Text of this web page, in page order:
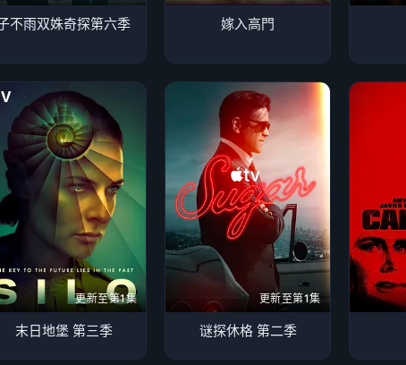
不雨双姝奇探第六季 嫁入高門
更新至第1集
末日地堡 第三季
更新至第1集
谜探休格 第二季